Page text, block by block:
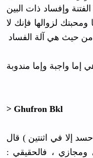
وإفساد ذات البين
لزوالها فإنك لا
حيث هي آلة الفساد
واجبة وإما مندوبة
> Ghufron Bkl
إلا في اثنتين ) قال
ومجازي ، فالحقيقي :